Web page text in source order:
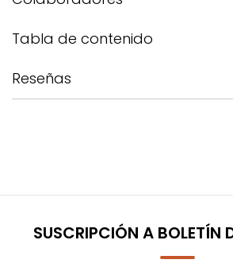
Tabla de contenido
Reseñas
SUSCRIPCIÓN A BOLETÍN